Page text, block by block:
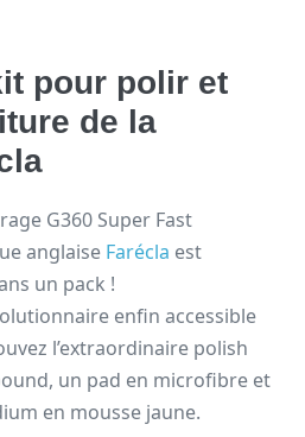
pour polir et
de la
G360 Super Fast
anglaise Farécla est
un pack !
enfin accessible
l’extraordinaire polish
un pad en microfibre et
en mousse jaune.